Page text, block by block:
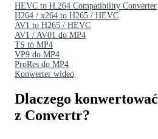
HEVC to H.264 Compatibility Converter
H264 / x264 to H265 / HEVC
AV1 to H265 / HEVC
AV1 / AV01 do MP4
TS to MP4
VP9 do MP4
ProRes do MP4
Konwerter wideo
Dlaczego konwertować
z Convertr?